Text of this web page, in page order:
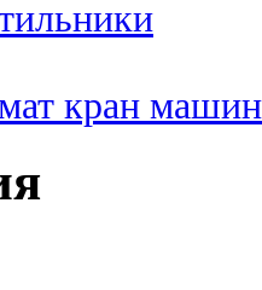
кран